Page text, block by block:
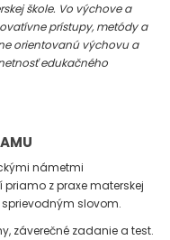
škole. Vo výchove a
prístupy, metódy a
orientovanú výchovu a
edukačného
námetmi
z praxe materskej
slovom.
záverečné zadanie a test.